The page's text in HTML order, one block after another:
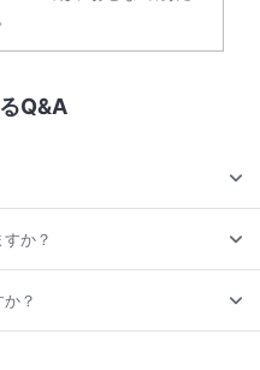
Q&A
か？
？